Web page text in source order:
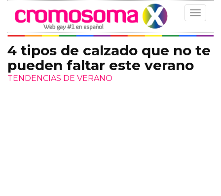
Toggle
4 tipos de calzado que no te
pueden faltar este verano
TENDENCIAS DE VERANO